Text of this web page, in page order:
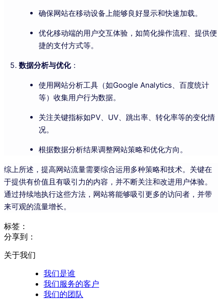
确保网站在移动设备上能够良好显示和快速加载。
优化移动端的用户交互体验，如简化操作流程、提供便
捷的支付方式等。
数据分析与优化：
使用网站分析工具（如Google Analytics、百度统计
等）收集用户行为数据。
关注关键指标如PV、UV、跳出率、转化率等的变化情
况。
根据数据分析结果调整网站策略和优化方向。
综上所述，提高网站流量需要综合运用多种策略和技术。关键在
于提供有价值且有吸引力的内容，并不断关注和改进用户体验。
通过持续地执行这些方法，网站将能够吸引更多的访问者，并带
来可观的流量增长。
标签：
分享到：
关于我们
我们是谁
我们服务的客户
我们的团队